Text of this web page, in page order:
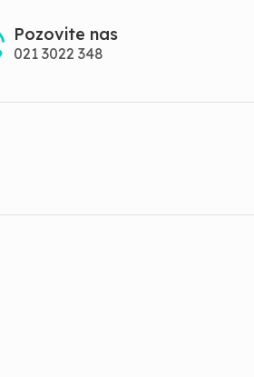
Pozovite nas
021 3022 348